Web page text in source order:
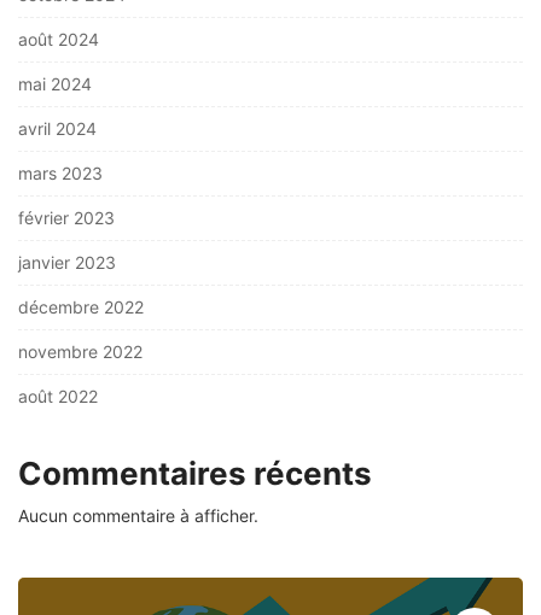
août 2024
mai 2024
avril 2024
mars 2023
février 2023
janvier 2023
décembre 2022
novembre 2022
août 2022
Commentaires récents
Aucun commentaire à afficher.